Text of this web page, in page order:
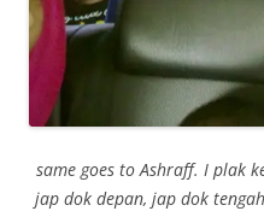
same goes to Ashraff. I plak
jap dok depan, jap dok